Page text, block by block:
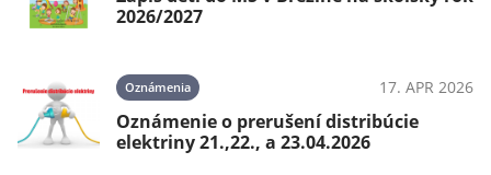
2026/2027
Oznámenia 17. APR 2026
Oznámenie o prerušení distribúcie
elektriny 21.,22., a 23.04.2026